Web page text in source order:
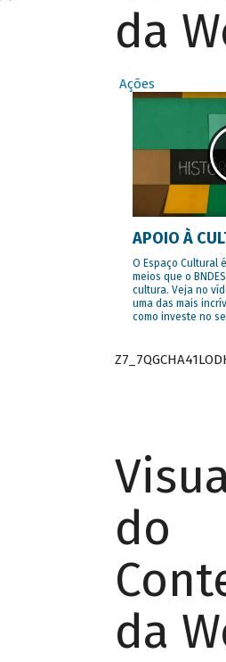
da
Ações
APOIO À
O Espaço Cultural
meios que o
cultura. Veja no
uma das mais
como investe no
do
da